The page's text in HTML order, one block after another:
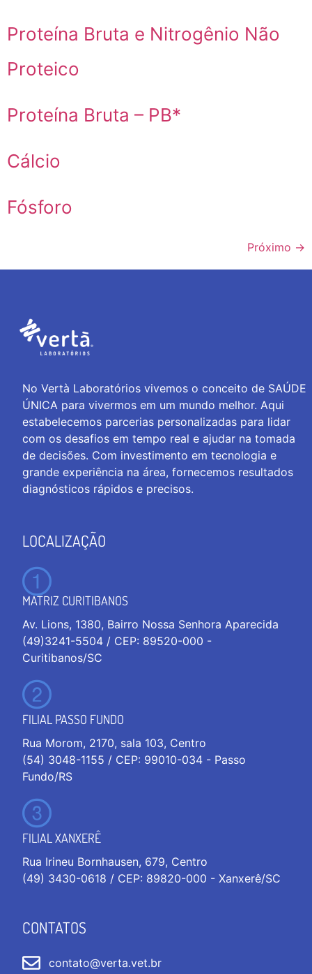
Proteína Bruta e Nitrogênio Não
Proteico
Proteína Bruta – PB*
Cálcio
Fósforo
Próximo →
No Vertà Laboratórios vivemos o conceito de SAÚDE
ÚNICA para vivermos em um mundo melhor. Aqui
estabelecemos parcerias personalizadas para lidar
com os desafios em tempo real e ajudar na tomada
de decisões. Com investimento em tecnologia e
grande experiência na área, fornecemos resultados
diagnósticos rápidos e precisos.
LOCALIZAÇÃO
MATRIZ CURITIBANOS
Av. Lions, 1380, Bairro Nossa Senhora Aparecida
(49)3241-5504 / CEP: 89520-000 -
Curitibanos/SC
FILIAL PASSO FUNDO
Rua Morom, 2170, sala 103, Centro
(54) 3048-1155 / CEP: 99010-034 - Passo
Fundo/RS
FILIAL XANXERÊ
Rua Irineu Bornhausen, 679, Centro
(49) 3430-0618 / CEP: 89820-000 - Xanxerê/SC
CONTATOS
contato@verta.vet.br